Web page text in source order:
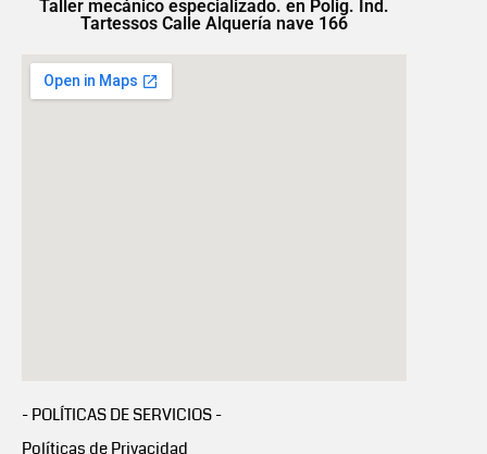
Taller mecánico especializado. en Polig. Ind.
Tartessos Calle Alquería nave 166
- POLÍTICAS DE SERVICIOS -
Políticas de Privacidad